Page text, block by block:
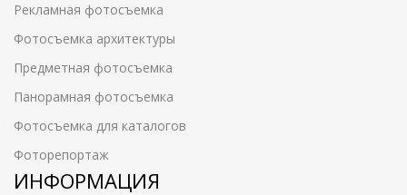
Рекламная фотосъемка
Фотосъемка архитектуры
Предметная фотосъемка
Панорамная фотосъемка
Фотосъемка для каталогов
Фоторепортаж
ИНФОРМАЦИЯ